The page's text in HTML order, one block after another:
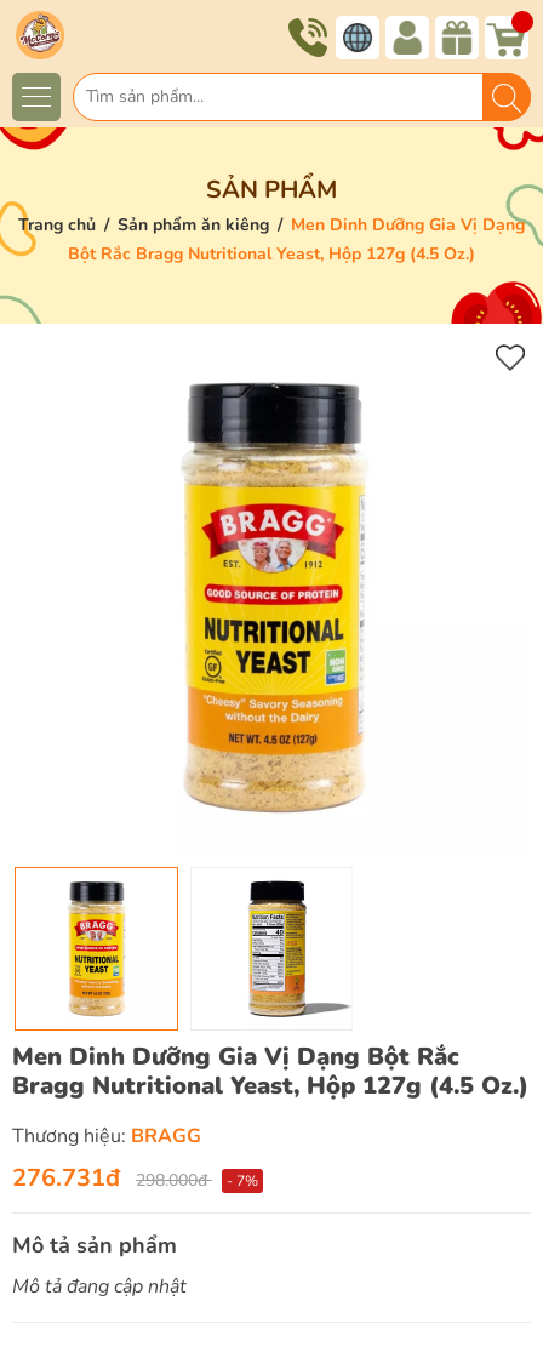
SẢN PHẨM
Trang chủ / Sản phẩm ăn kiêng / Men Dinh Dưỡng Gia Vị Dạng
Bột Rắc Bragg Nutritional Yeast, Hộp 127g (4.5 Oz.)
Men Dinh Dưỡng Gia Vị Dạng Bột Rắc
Bragg Nutritional Yeast, Hộp 127g (4.5 Oz.)
Thương hiệu: BRAGG
276.731đ 298.000đ - 7%
Mô tả sản phẩm
Mô tả đang cập nhật